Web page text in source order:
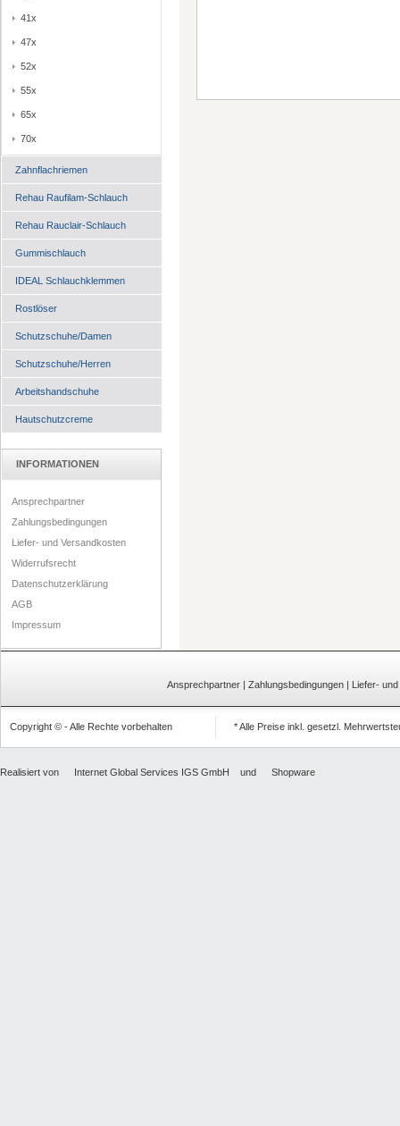
41x
47x
52x
55x
65x
70x
Zahnflachriemen
Rehau Raufilam-Schlauch
Rehau Rauclair-Schlauch
Gummischlauch
IDEAL Schlauchklemmen
Rostlöser
Schutzschuhe/Damen
Schutzschuhe/Herren
Arbeitshandschuhe
Hautschutzcreme
INFORMATIONEN
Ansprechpartner
Zahlungsbedingungen
Liefer- und Versandkosten
Widerrufsrecht
Datenschutzerklärung
AGB
Impressum
Ansprechpartner | Zahlungsbedingungen | Liefer-
Copyright © - Alle Rechte vorbehalten * Alle Preise inkl. gesetzl.
Realisiert von Internet Global Services IGS GmbH und Shopware